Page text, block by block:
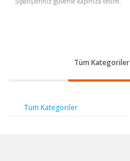
Tüm Kategoriler
Tüm Kategoriler